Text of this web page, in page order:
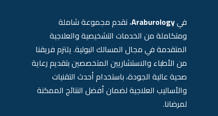
فيAraburology، نقدم مجموعة شاملة
ومتكاملة من الخدمات التشخيصية والعلاجية
المتقدمة في مجال المسالك البولية. يلتزم فريقنا
من الأطباء والاستشاريين المتخصصين بتقديم رعاية
صحية عالية الجودة، باستخدام أحدث التقنيات
والأساليب العلاجية لضمان أفضل النتائج الممكنة
لمرضانا.